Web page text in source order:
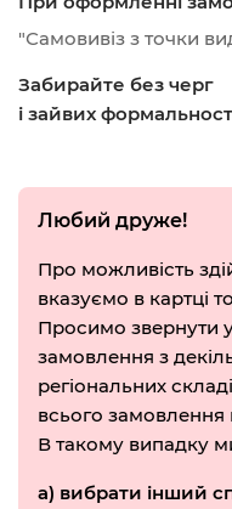
"Самовивіз з точки
Забирайте без черг
і зайвих
Любий друже!
Про можливість
вказуємо в картці
Просимо звернути
замовлення з
регіональних
всього замовлення
В такому випадку
а) вибрати інший